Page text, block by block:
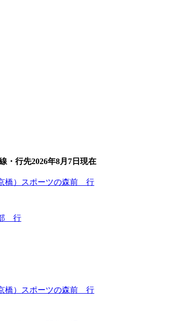
・行先2026年8月7日 現在
橋）スポーツの森前 行
部 行
橋）スポーツの森前 行